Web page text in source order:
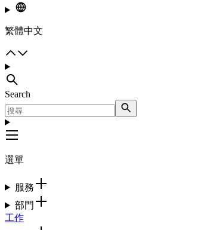
繁體中文
Search
選單
服務
部門
工作